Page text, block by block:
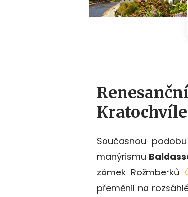
Kratochvíle
Současnou podobu
manýrismu
zámek Rožmberků
přeměnil na